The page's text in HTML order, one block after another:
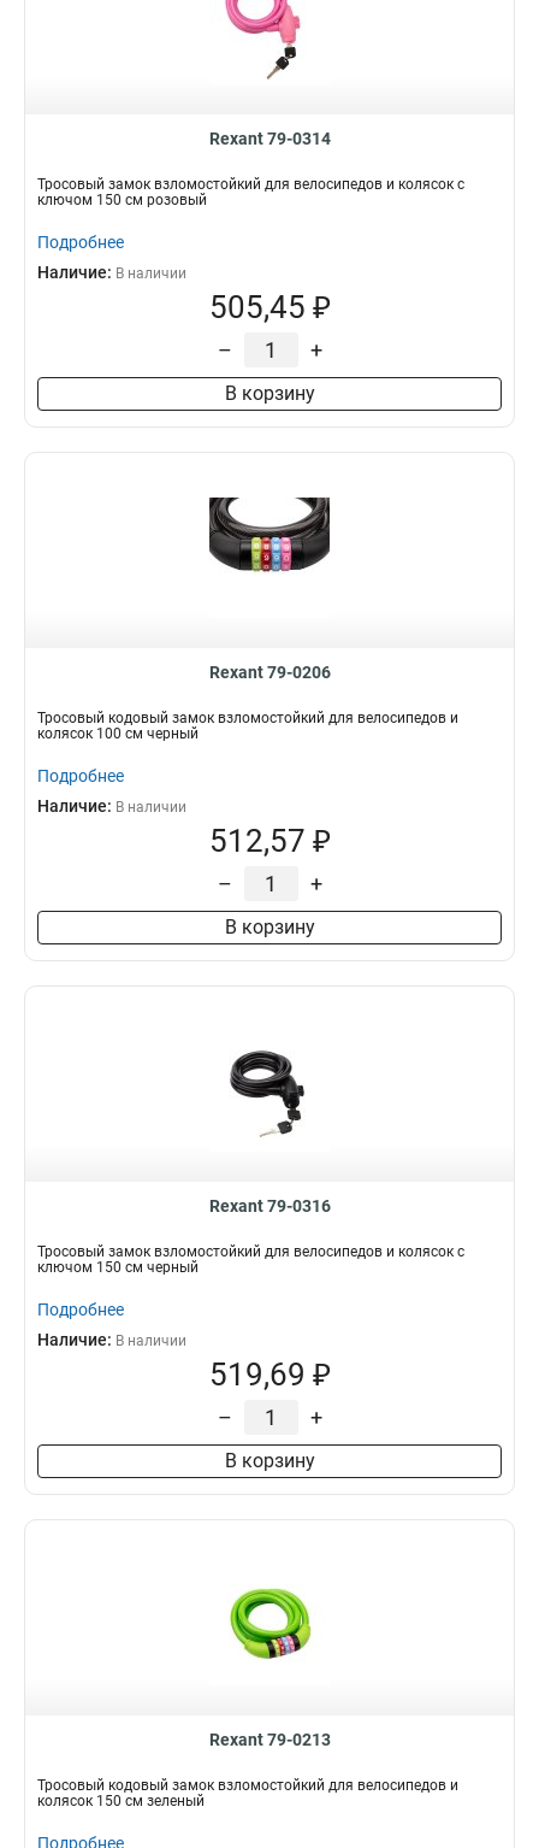
Rexant 79-0314
Тросовый замок взломостойкий для велосипедов и колясок с
ключом 150 см розовый
Подробнее
Наличие: В наличии
505,45 ₽
– +
В корзину
Rexant 79-0206
Тросовый кодовый замок взломостойкий для велосипедов и
колясок 100 см черный
Подробнее
Наличие: В наличии
512,57 ₽
– +
В корзину
Rexant 79-0316
Тросовый замок взломостойкий для велосипедов и колясок с
ключом 150 см черный
Подробнее
Наличие: В наличии
519,69 ₽
– +
В корзину
Rexant 79-0213
Тросовый кодовый замок взломостойкий для велосипедов и
колясок 150 см зеленый
Подробнее